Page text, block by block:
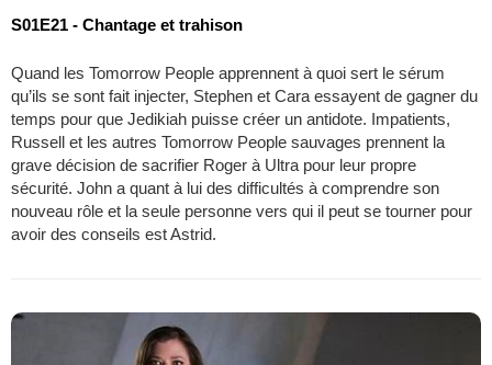
S01E21 - Chantage et trahison
Quand les Tomorrow People apprennent à quoi sert le sérum
qu’ils se sont fait injecter, Stephen et Cara essayent de gagner du
temps pour que Jedikiah puisse créer un antidote. Impatients,
Russell et les autres Tomorrow People sauvages prennent la
grave décision de sacrifier Roger à Ultra pour leur propre
sécurité. John a quant à lui des difficultés à comprendre son
nouveau rôle et la seule personne vers qui il peut se tourner pour
avoir des conseils est Astrid.